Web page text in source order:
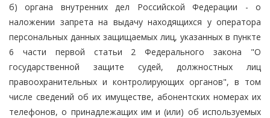
б) органа внутренних дел Российской Федерации - о
наложении запрета на выдачу находящихся у оператора
персональных данных защищаемых лиц, указанных в пункте
6 части первой статьи 2 Федерального закона "О
государственной защите судей, должностных лиц
правоохранительных и контролирующих органов", в том
числе сведений об их имуществе, абонентских номерах их
телефонов, о принадлежащих им и (или) об используемых